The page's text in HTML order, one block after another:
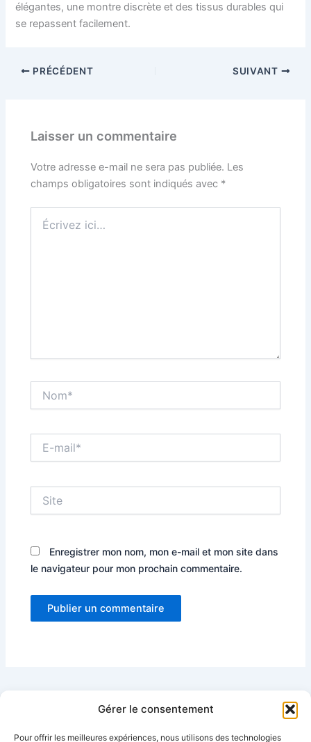
Gérer le consentement
Pour offrir les meilleures expériences, nous utilisons des technologies
élégantes, une montre discrète et des tissus durables qui
se repassent facilement.
PRÉCÉDENT SUIVANT
Laisser un commentaire
Votre adresse e-mail ne sera pas publiée. Les
champs obligatoires sont indiqués avec *
ici…
mail*
Enregistrer mon nom, mon e-mail et mon site dans
le navigateur pour mon prochain commentaire.